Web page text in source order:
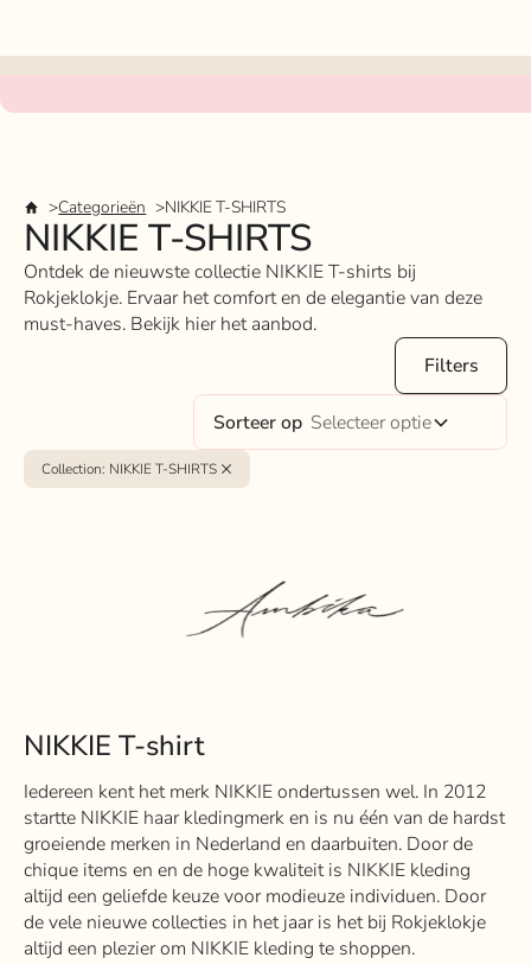
Categorieën NIKKIE T-SHIRTS
NIKKIE T-SHIRTS
Ontdek de nieuwste collectie NIKKIE T-shirts bij
Rokjeklokje. Ervaar het comfort en de elegantie van deze
must-haves. Bekijk hier het aanbod.
Filters
Sorteer op Selecteer optie
Collection: NIKKIE T-SHIRTS
NIKKIE T-shirt
Iedereen kent het merk NIKKIE ondertussen wel. In 2012
startte NIKKIE haar kledingmerk en is nu één van de hardst
groeiende merken in Nederland en daarbuiten. Door de
chique items en en de hoge kwaliteit is NIKKIE kleding
altijd een geliefde keuze voor modieuze individuen. Door
de vele nieuwe collecties in het jaar is het bij Rokjeklokje
altijd een plezier om NIKKIE kleding te shoppen.